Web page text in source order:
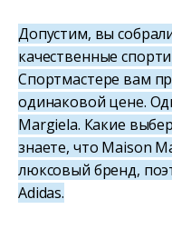
Допустим, вы
качественные
Спортмастере вам
одинаковой цене.
Margiela. Какие
знаете, что Maison
люксовый бренд,
Adidas.